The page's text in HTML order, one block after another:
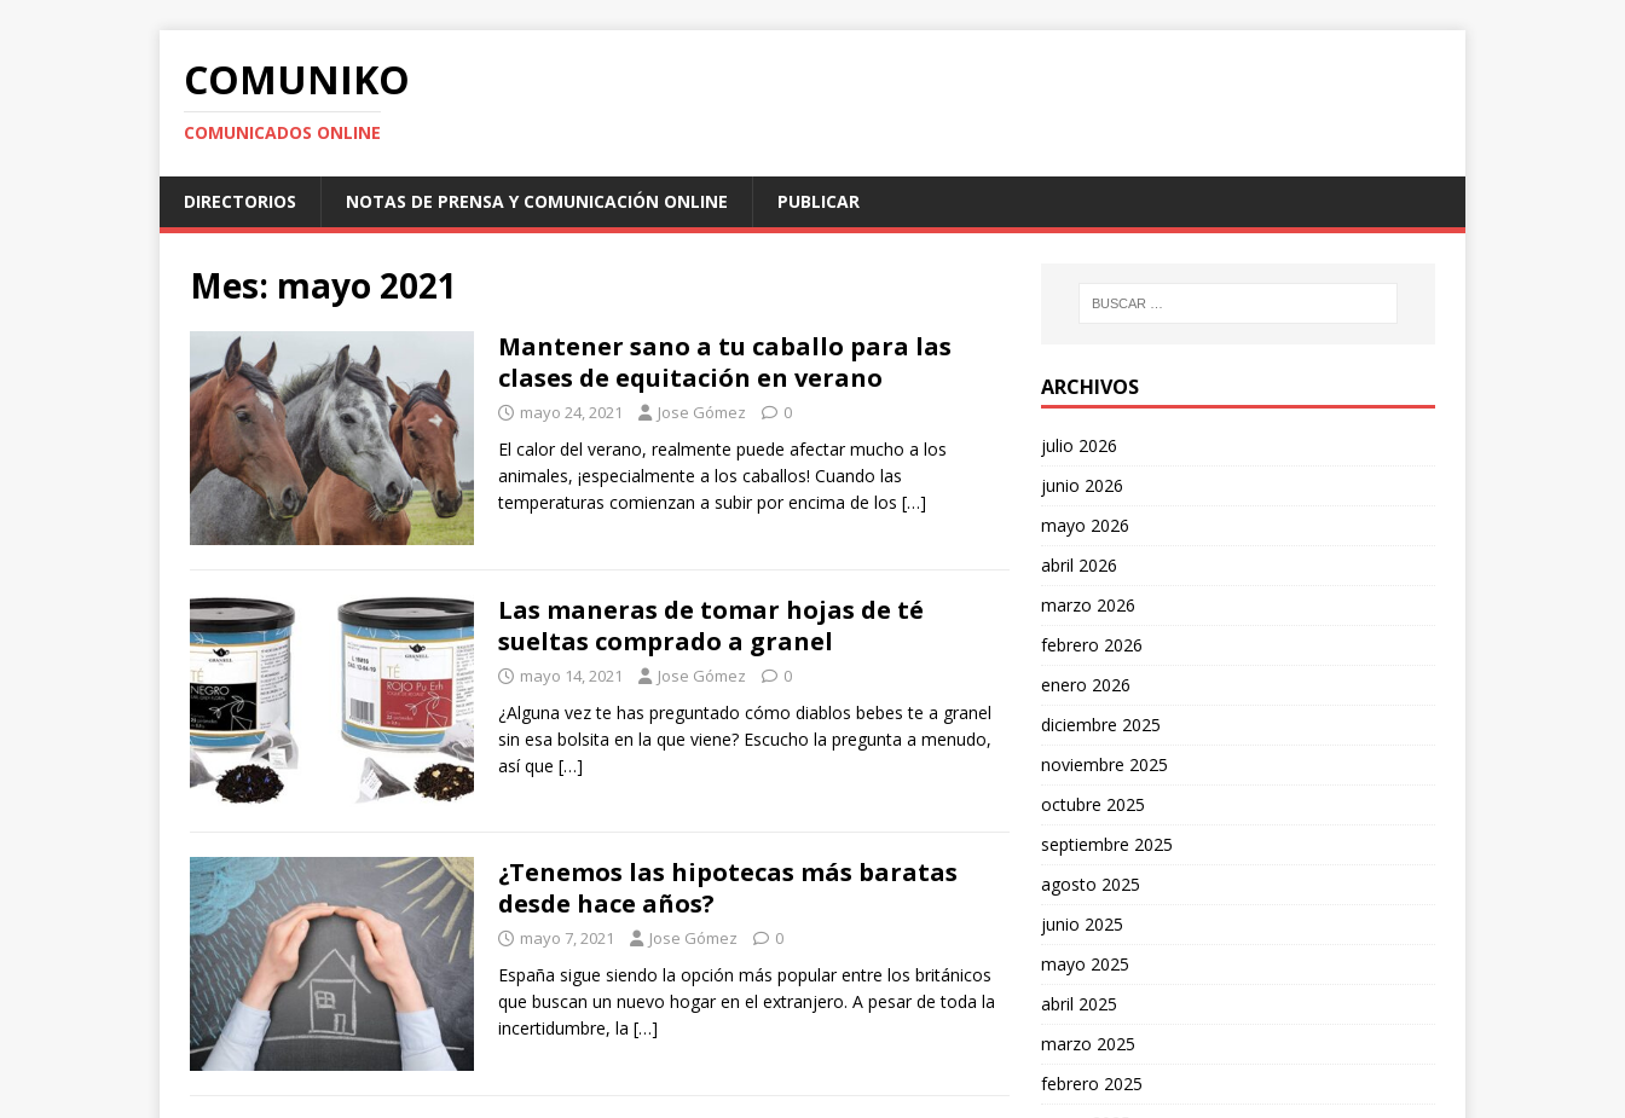
COMUNIKO
COMUNICADOS ONLINE
DIRECTORIOS NOTAS DE PRENSA Y COMUNICACIÓN ONLINE PUBLICAR
Mes: mayo 2021
Mantener sano a tu caballo para las
clases de equitación en verano
mayo 24, 2021 Jose Gómez 0
El calor del verano, realmente puede afectar mucho a los
animales, ¡especialmente a los caballos! Cuando las
temperaturas comienzan a subir por encima de los […]
Las maneras de tomar hojas de té
sueltas comprado a granel
mayo 14, 2021 Jose Gómez 0
¿Alguna vez te has preguntado cómo diablos bebes te a granel
sin esa bolsita en la que viene? Escucho la pregunta a menudo,
así que […]
¿Tenemos las hipotecas más baratas
desde hace años?
mayo 7, 2021 Jose Gómez 0
España sigue siendo la opción más popular entre los británicos
que buscan un nuevo hogar en el extranjero. A pesar de toda la
incertidumbre, la […]
ARCHIVOS
julio 2026
junio 2026
mayo 2026
abril 2026
marzo 2026
febrero 2026
enero 2026
diciembre 2025
noviembre 2025
octubre 2025
septiembre 2025
agosto 2025
junio 2025
mayo 2025
abril 2025
marzo 2025
febrero 2025